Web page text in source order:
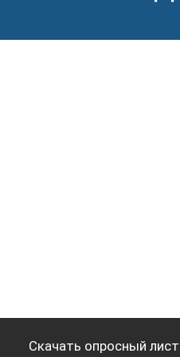
Скачать опросный лист